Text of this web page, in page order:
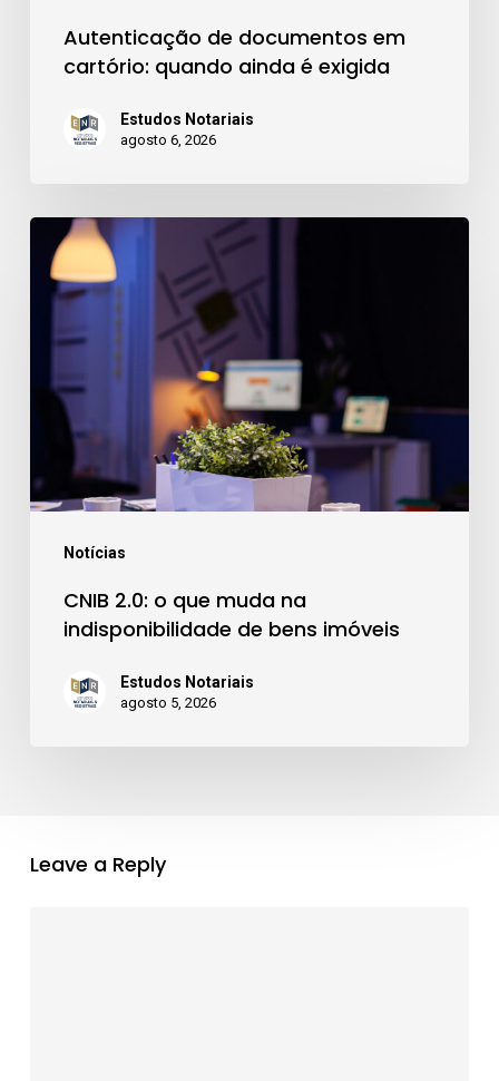
Autenticação de documentos em
cartório: quando ainda é exigida
Estudos Notariais
agosto 6, 2026
Notícias
CNIB
2.0:
que
indisponibilidade
de
bens
imóveis
CNIB 2.0: o que muda na
indisponibilidade de bens imóveis
Estudos Notariais
agosto 5, 2026
Leave a Reply